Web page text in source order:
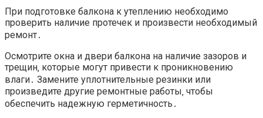
При подготовке балкона к утеплению необходимо
проверить наличие протечек и произвести необходимый
ремонт․
Осмотрите окна и двери балкона на наличие зазоров и
трещин‚ которые могут привести к проникновению
влаги․ Замените уплотнительные резинки или
произведите другие ремонтные работы‚ чтобы
обеспечить надежную герметичность․